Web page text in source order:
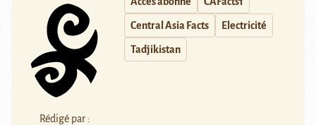
Rédigé par :
Central Asia Facts Electricité
Tadjikistan